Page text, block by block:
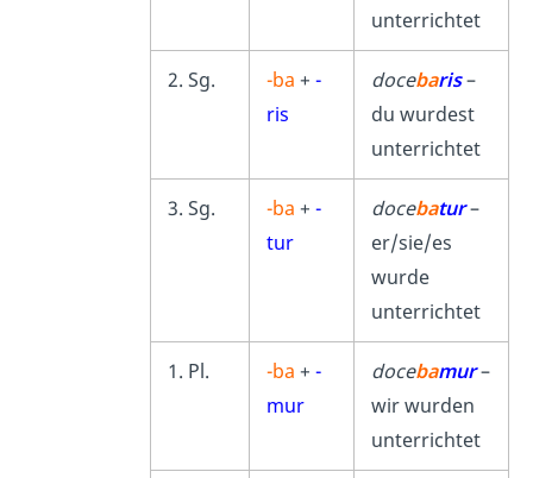
unterrichtet
2. Sg. -ba + -
ris
docebaris–
du wurdest
unterrichtet
3. Sg. -ba + -
tur
docebatur–
er/sie/es
wurde
unterrichtet
1. Pl. -ba + -
mur
docebamur–
wir wurden
unterrichtet